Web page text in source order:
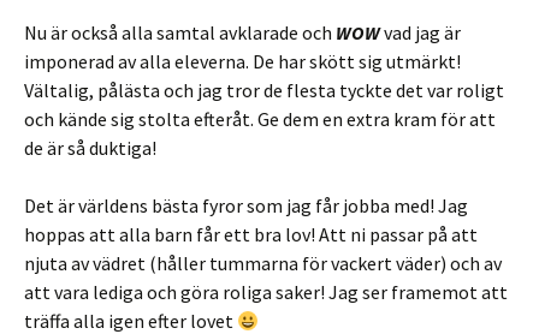
Nu är också alla samtal avklarade och WOWvad jag är
imponerad av alla eleverna. De har skött sig utmärkt!
Vältalig, pålästa och jag tror de flesta tyckte det var roligt
och kände sig stolta efteråt. Ge dem en extra kram för att
de är så duktiga!
Det är världens bästa fyror som jag får jobba med! Jag
hoppas att alla barn får ett bra lov! Att ni passar på att
njuta av vädret (håller tummarna för vackert väder) och av
att vara lediga och göra roliga saker! Jag ser framemot att
träffa alla igen efter lovet